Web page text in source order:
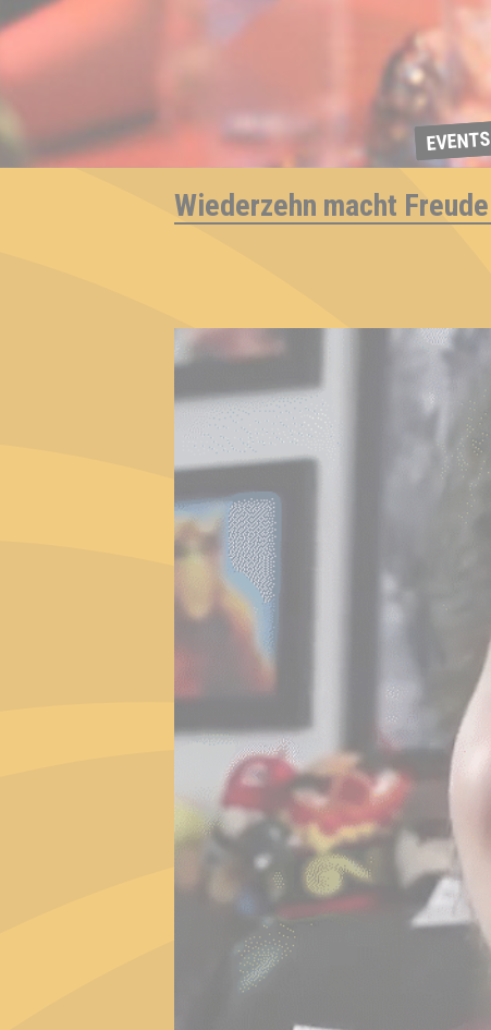
EVENTS
Wiederzehn macht Freude